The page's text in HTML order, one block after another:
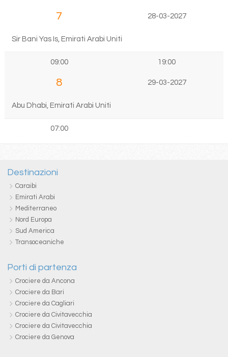
7 28-03-2027
Sir Bani Yas Is, Emirati Arabi Uniti
09:00 19:00
8 29-03-2027
Abu Dhabi, Emirati Arabi Uniti
07:00
Destinazioni
Caraibi
Emirati Arabi
Mediterraneo
Nord Europa
Sud America
Transoceaniche
Porti di partenza
Crociere da Ancona
Crociere da Bari
Crociere da Cagliari
Crociere da Civitavecchia
Crociere da Civitavecchia
Crociere da Genova